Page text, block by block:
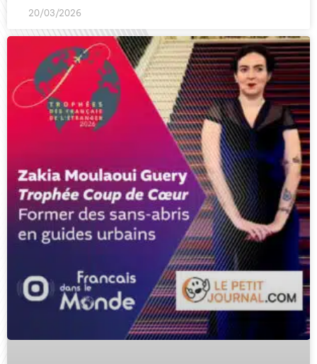
20/03/2026